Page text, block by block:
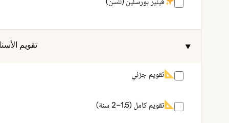
فينير بورسلين (للسن)
تقويم
تقويم جزئي
تقويم كامل (1.5–2 سنة)